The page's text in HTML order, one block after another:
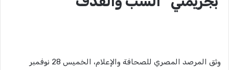
وثق المرصد المصري للصحافة والإعلام، الخميس 28 نوفمبر